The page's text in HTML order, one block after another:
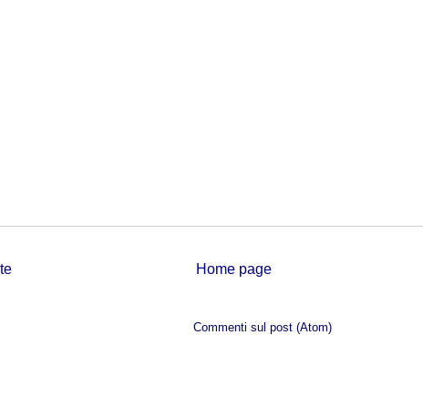
Home page
Commenti sul post (Atom)